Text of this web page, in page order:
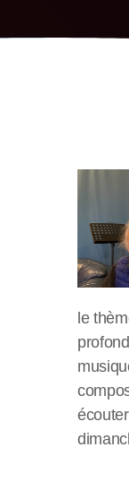
le